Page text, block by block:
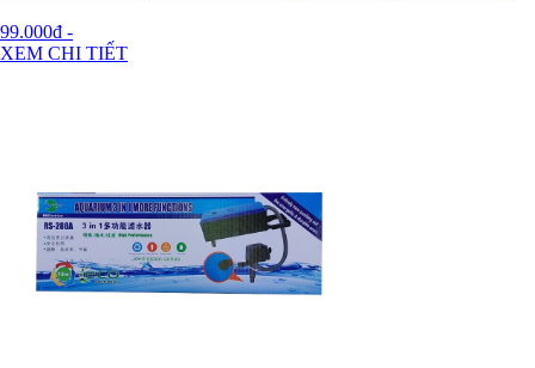
99.000đ -
XEM CHI TIẾT